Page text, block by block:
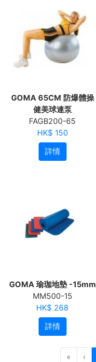
GOMA 65CM 防爆體操
健美球連泵
FAGB200-65
HK$ 150
詳情
GOMA 瑜珈地墊 -15mm
MM500-15
HK$ 268
詳情
« ‹